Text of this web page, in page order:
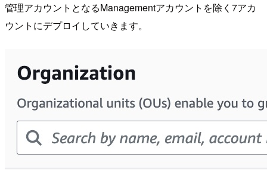
管理アカウントとなるManagementアカウントを除く7アカ
ウントにデプロイしていきます。